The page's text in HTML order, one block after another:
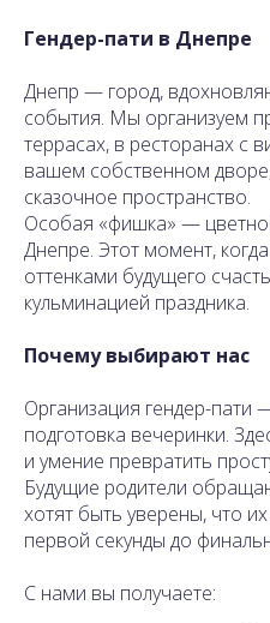
Гендер-пати в Днепре
Днепр — город,
события. Мы организуем
террасах, в ресторанах с
вашем собственном
сказочное пространство.
Особая «фишка» —
Днепре. Этот момент,
оттенками будущего
кульминацией праздника.
Почему выбирают нас
Организация гендер-
подготовка вечеринки.
и умение превратить
Будущие родители
хотят быть уверены, что
первой секунды до
С нами вы получаете: